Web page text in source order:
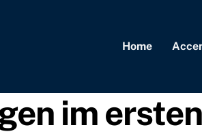
Home
im